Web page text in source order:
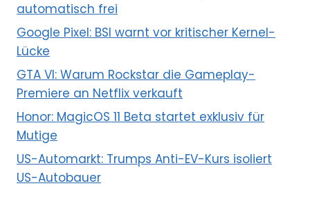
automatisch frei
Google Pixel: BSI warnt vor kritischer Kernel-
Lücke
GTA VI: Warum Rockstar die Gameplay-
Premiere an Netflix verkauft
Honor: MagicOS 11 Beta startet exklusiv für
Mutige
US-Automarkt: Trumps Anti-EV-Kurs isoliert
US-Autobauer